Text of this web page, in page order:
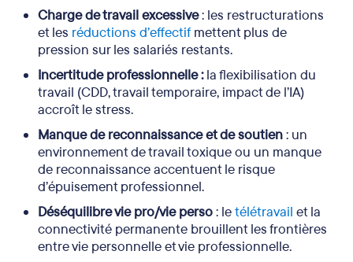
Charge de travail excessive: les restructurations
et les réductions d’effectif mettent plus de
pression sur les salariés restants.
Incertitude professionnelle :la flexibilisation du
travail (CDD, travail temporaire, impact de l’IA)
accroît le stress.
Manque de reconnaissance et de soutien: un
environnement de travail toxique ou un manque
de reconnaissance accentuent le risque
d’épuisement professionnel.
Déséquilibre vie pro/vie perso: letélétravail et la
connectivité permanente brouillent les frontières
entre vie personnelle et vie professionnelle.